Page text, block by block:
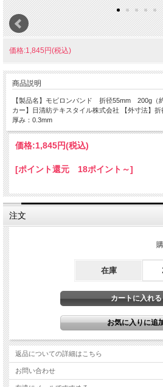
価格:1,845円(税込)
商品説明
【製品名】モビロンバンド 折径55mm 200g（
カー】日清紡テキスタイル株式会社 【外寸法】
厚み：0.3mm
価格:1,845円(税込)
[ポイント還元 18ポイント～]
注文
在庫
返品についての詳細はこちら
お問い合わせ